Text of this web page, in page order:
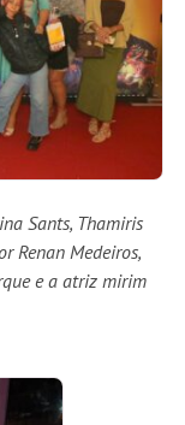
Sants, Thamiris
Renan Medeiros,
e a atriz mirim